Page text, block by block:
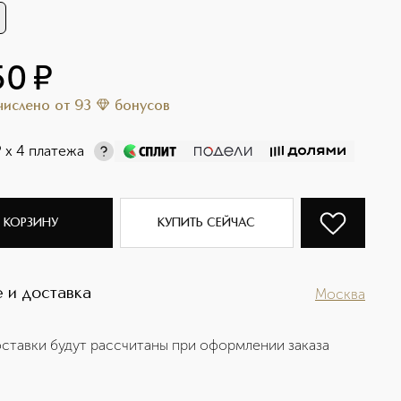
¤
от 93 бонусов
х 4 платежа
КОРЗИНУ КУПИТЬ СЕЙЧАС
и доставка Москва
будут рассчитаны при оформлении заказа